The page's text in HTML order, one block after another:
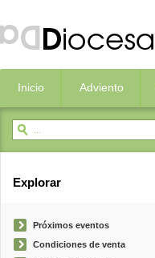
Inicio Adviento
Explorar
Próximos eventos
Condiciones de venta